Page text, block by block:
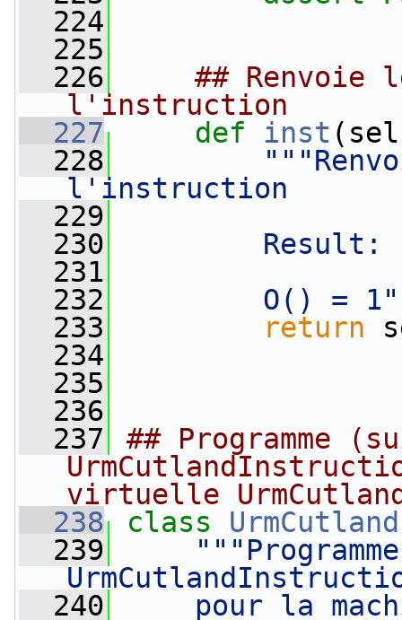
  224
  225
  226
## Renvoie
l'instruction
  227
def inst
  228
l'instruction
  229
  230
Result:
  231
  232
O() =
  233
return
  234
  235
  236
  237
## Programme
virtuelle
  238
class
  239
  240
pour la